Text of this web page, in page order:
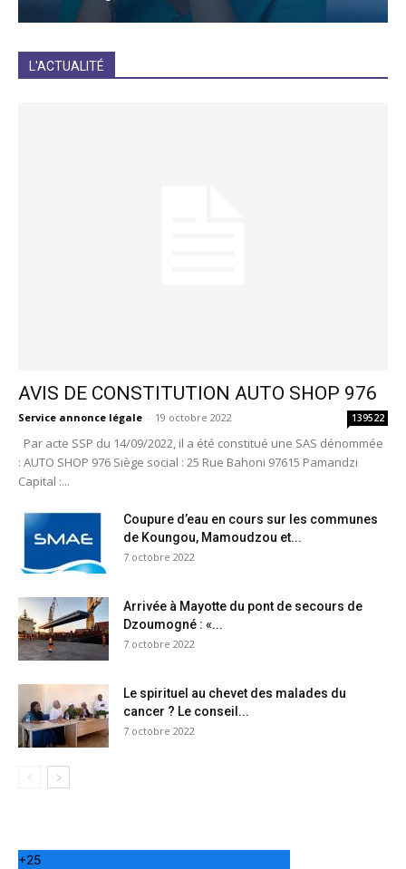
L'ACTUALITÉ
AVIS DE CONSTITUTION AUTO SHOP 976
Service annonce légale - 19 octobre 2022 139522
Par acte SSP du 14/09/2022, il a été constitué une SAS dénommée
: AUTO SHOP 976 Siège social : 25 Rue Bahoni 97615 Pamandzi
Capital :...
Coupure d’eau en cours sur les communes
de Koungou, Mamoudzou et...
7 octobre 2022
Arrivée à Mayotte du pont de secours de
Dzoumogné : «...
7 octobre 2022
Le spirituel au chevet des malades du
cancer ? Le conseil...
7 octobre 2022
+25